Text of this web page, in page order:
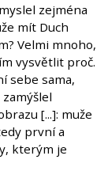
zejména
mít Duch
Velmi mnoho,
vysvětlit proč.
sebe sama,
[...]: muže
první a
kterým je